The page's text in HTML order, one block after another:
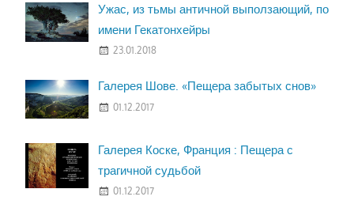
Ужас, из тьмы античной выползающий, по
имени Гекатонхейры
23.01.2018
Галерея Шове. «Пещера забытых снов»
01.12.2017
Галерея Коске, Франция : Пещера с
трагичной судьбой
01.12.2017